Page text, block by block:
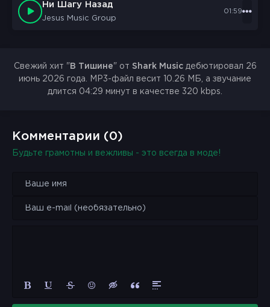
Ни Шагу Назад
Jesus Music Group
01:59
Свежий хит " В Тишине" от Shark Musicдебютировал 26
июнь 2026 года. MP3-файл весит 10.26 МБ, а звучание
длится 04:29 минут в качестве 320 kbps.
Комментарии (0)
Будьте грамотны и вежливы - это всегда в моде!